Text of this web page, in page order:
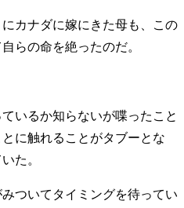
カナダに嫁にきた母も、この
らの命を絶ったのだ。
いるか知らないが喋ったこと
に触れることがタブーとな
いた。
ついてタイミングを待ってい